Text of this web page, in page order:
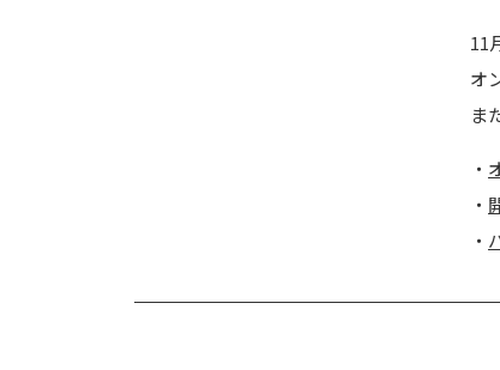
11
オ
ま
・
・
・